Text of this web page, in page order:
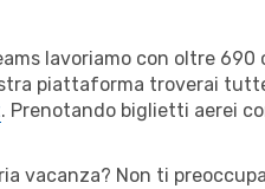
lavoriamo con oltre
piattaforma troverai
. Prenotando biglietti aerei
vacanza? Non ti